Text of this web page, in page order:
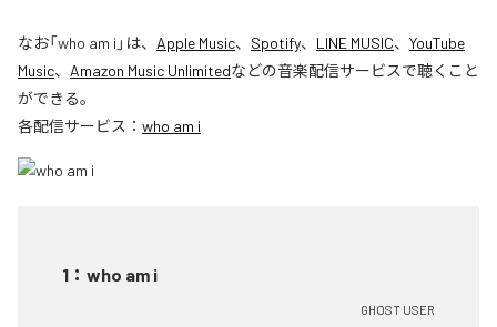
なお「who am i 」は、 Apple Music、 Spotify、 LINE MUSIC、 YouTube
Music、 Amazon Music Unlimitedなどの音楽配信サービスで聴くこと
ができる。
各配信サービス： who am i
1 ： who am i
GHOST USER